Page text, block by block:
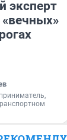
эксперт